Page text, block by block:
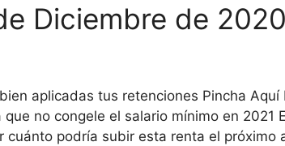
Diciembre de
aplicadas tus retenciones Pincha Aquí
no congele el salario mínimo en 2021
cuánto podría subir esta renta el próximo